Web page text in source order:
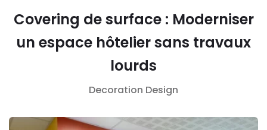
Covering de surface : Moderniser
un espace hôtelier sans travaux
lourds
Decoration Design